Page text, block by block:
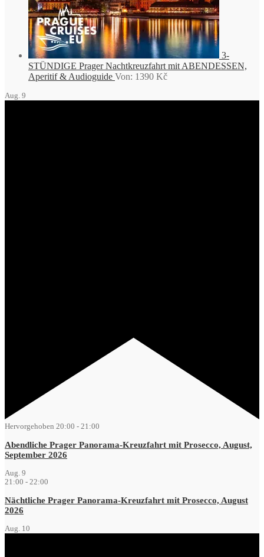
3-
STÜNDIGE Prager Nachtkreuzfahrt mit ABENDESSEN,
Aperitif & Audioguide Von: 1390 Kč
Aug. 9
Hervorgehoben 20:00 - 21:00
Abendliche Prager Panorama-Kreuzfahrt mit Prosecco, August,
September 2026
Aug. 9
21:00 - 22:00
Nächtliche Prager Panorama-Kreuzfahrt mit Prosecco, August
2026
Aug. 10